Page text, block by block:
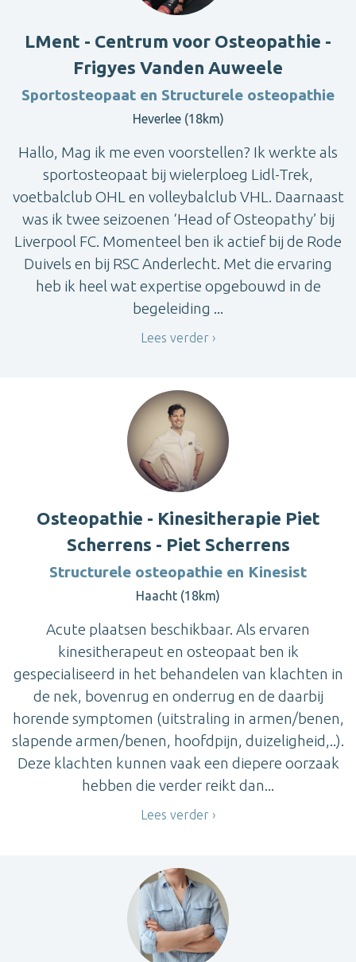
LMent - Centrum voor Osteopathie -
Frigyes Vanden Auweele
Sportosteopaat en Structurele osteopathie
Heverlee (18km)
Hallo, Mag ik me even voorstellen? Ik werkte als
sportosteopaat bij wielerploeg Lidl-Trek,
voetbalclub OHL en volleybalclub VHL. Daarnaast
was ik twee seizoenen ‘Head of Osteopathy’ bij
Liverpool FC. Momenteel ben ik actief bij de Rode
Duivels en bij RSC Anderlecht. Met die ervaring
heb ik heel wat expertise opgebouwd in de
begeleiding ...
Lees verder
Osteopathie - Kinesitherapie Piet
Scherrens - Piet Scherrens
Structurele osteopathie en Kinesist
Haacht (18km)
Acute plaatsen beschikbaar. Als ervaren
kinesitherapeut en osteopaat ben ik
gespecialiseerd in het behandelen van klachten in
de nek, bovenrug en onderrug en de daarbij
horende symptomen (uitstraling in armen/benen,
slapende armen/benen, hoofdpijn, duizeligheid,..).
Deze klachten kunnen vaak een diepere oorzaak
hebben die verder reikt dan...
Lees verder